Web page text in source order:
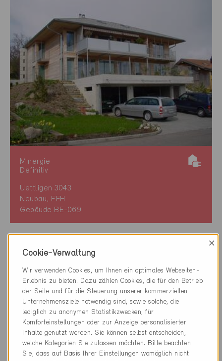
Minergie
Definitiv
Uettligen 3043
Neubau, EFH
Gebäude BE-069
Cookie-Verwaltung
×
Wir verwenden Cookies, um Ihnen ein optimales Webseiten-
Erlebnis zu bieten. Dazu zählen Cookies, die für den Betrieb
der Seite und für die Steuerung unserer kommerziellen
Unternehmensziele notwendig sind, sowie solche, die
lediglich zu anonymen Statistikzwecken, für
Komforteinstellungen oder zur Anzeige personalisierter
Inhalte genutzt werden. Sie können selbst entscheiden,
welche Kategorien Sie zulassen möchten. Bitte beachten
Sie, dass auf Basis Ihrer Einstellungen womöglich nicht